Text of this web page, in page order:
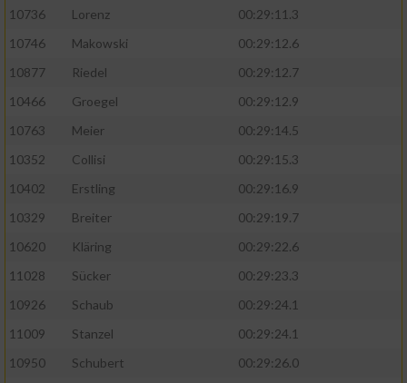
10736 Lorenz
00:29:11.3
10746
Makowski
00:29:12.6
10877
Riedel
00:29:12.7
10466
Groegel
00:29:12.9
10763
Meier
00:29:14.5
10352
Collisi
00:29:15.3
10402
Erstling
00:29:16.9
10329
Breiter
00:29:19.7
10620
Kläring
00:29:22.6
11028
Sücker
00:29:23.3
10926
Schaub
00:29:24.1
11009
Stanzel
00:29:24.1
10950
Schubert
00:29:26.0